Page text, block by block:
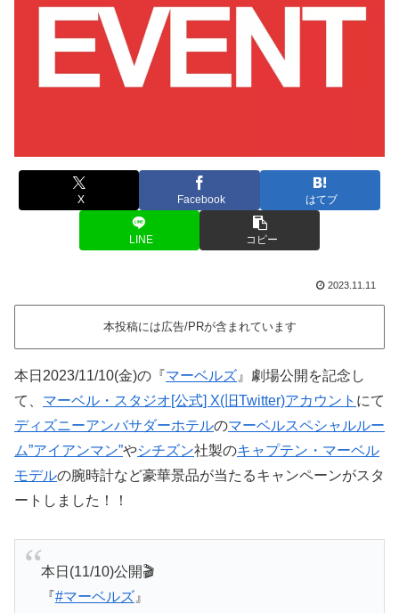
X Facebook はてブ
LINE コピー
2023.11.11
本投稿には広告/PRが含まれています
本日2023/11/10(金)の『マーベルズ 』劇場公開を記念し
て、 マーベル・スタジオ[公式] X(旧Twitter)アカウント にて
ディズニーアンバサダーホテルのマーベルスペシャルルー
ム”アイアンマン”やシチズン社製のキャプテン・マーベル
モデルの腕時計など豪華景品が当たるキャンペーンがスタ
ートしました！！
本日(11/10)公開🎬
『 #マーベルズ』